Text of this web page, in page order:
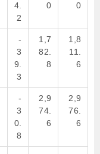
4.
2
0
0
-
3
9.
3
1,7
82.
8
1,8
11.
6
-
3
0.
8
2,9
74.
6
2,9
76.
6